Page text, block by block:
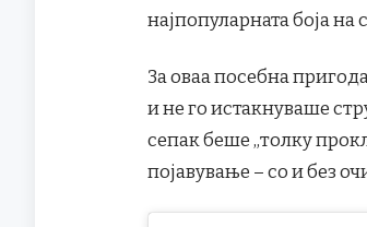
најпопуларната боја на
За оваа посебна
и не го истакнуваше
сепак беше „толку
појавување – со и без